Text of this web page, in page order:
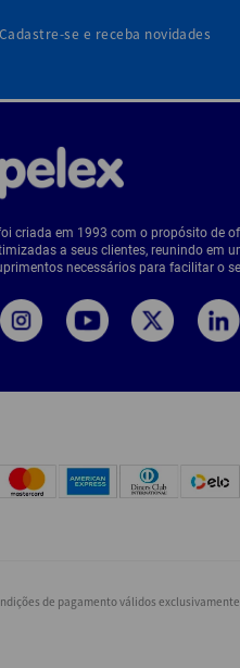
Cadastre-se e receba novidades
criada em 1993 com o propósito de
a seus clientes, reunindo em
necessários para facilitar o
de pagamento válidos